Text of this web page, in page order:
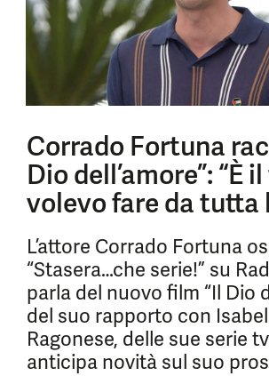
Corrado Fortuna
Dio dell’amore”: “È
volevo fare da tutta
L’attore Corrado Fortuna
“Stasera…che serie!” su
parla del nuovo film “Il Dio
del suo rapporto con
Ragonese, delle sue serie
anticipa novità sul suo